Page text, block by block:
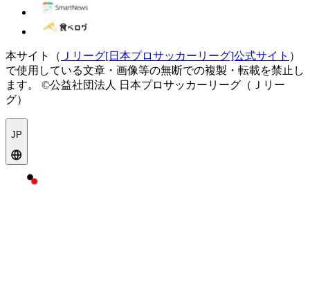
本サイト（ Ｊリーグ[日本プロサッカーリーグ]公式サイト ）
で使用している文章・画像等の無断での複製・転載を禁止し
ます。
©公益社団法人 日本プロサッカーリーグ（Ｊリー
グ）
JP